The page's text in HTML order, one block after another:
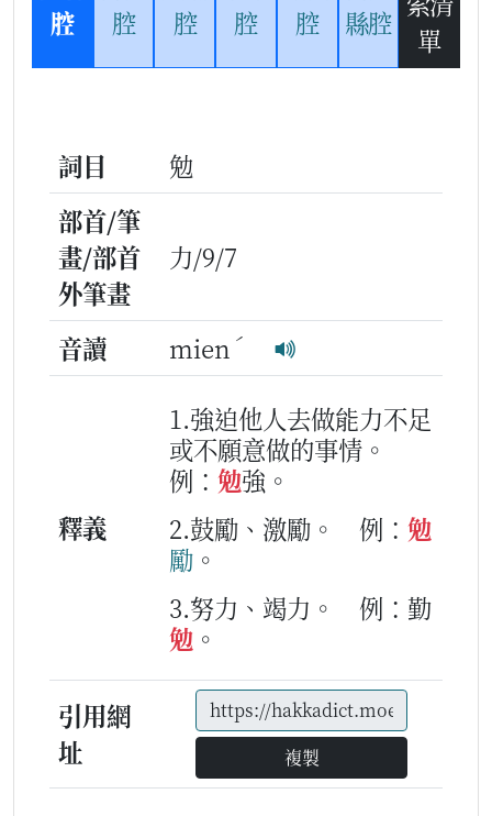
腔
腔
腔
腔
腔
縣腔
單
詞目
勉
部首/筆
畫/部首
外筆畫
力/9/7
音讀 mien ˊ
釋義
1.強迫他人去做能力不足
或不願意做的事情。
例： 勉強。
2.鼓勵、激勵。
例： 勉
勵 。
3.努力、竭力。
例：勤
勉 。
引用網
址
複製